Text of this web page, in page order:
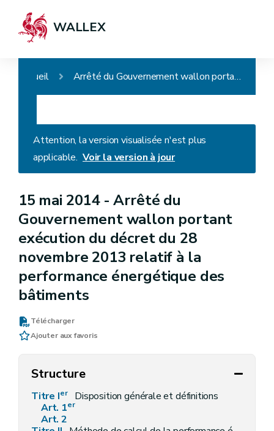
WALLEX
Accueil Arrêté du Gouvernement wallon portant exécution du décret du 28 novembre 2013 relatif à la performance énergétique des bâtiments
Attention, la version visualisée n'est plus
applicable. Voir la version à jour
15 mai 2014 -Arrêté du
Gouvernement wallon portant
exécution du décret du 28
novembre 2013 relatif à la
performance énergétique des
bâtiments
Télécharger
Ajouter aux favoris
Structure
Titre Ier
Disposition générale et définitions
Art. 1er
Art. 2